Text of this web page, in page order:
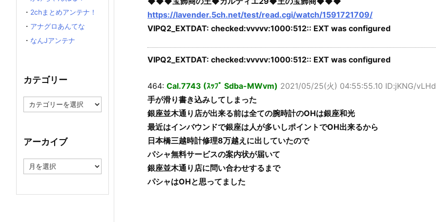
https://lavender.5ch.net/test/read.cgi/watch/1591721709/
VIPQ2_EXTDAT: checked:vvvvv:1000:512:: EXT was configured
VIPQ2_EXTDAT: checked:vvvvv:1000:512:: EXT was configured
464: Cal.7743 (ｽｯﾌﾟ Sdba-MWvm) 2021/05/25(火) 04:55:55.10 ID:jKNG/vLHd
手が滑り書き込みしてしまった
銀座並木通り店が出来る前は全ての腕時計のOHは銀座和光
最近はインバウンドで銀座は人が多いしポイントでOH出来るから
日本橋三越時計修理8万越えに出していたので
パシャ無料サービスの案内状が届いて
銀座並木通り店に問い合わせするまで
パシャはOHと思ってました
・ 2chまとめアンテナ！
・ アナグロあんてな
・ なんJアンテナ
カテゴリー
テ
ー
アーカイブ
ー